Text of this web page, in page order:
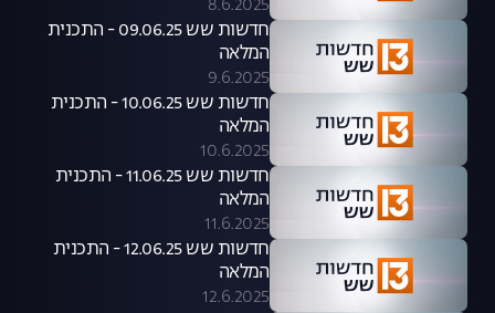
8.6.2025
חדשות שש 09.06.25 - התכנית
המלאה
9.6.2025
חדשות שש 10.06.25 - התכנית
המלאה
10.6.2025
חדשות שש 11.06.25 - התכנית
המלאה
11.6.2025
חדשות שש 12.06.25 - התכנית
המלאה
12.6.2025